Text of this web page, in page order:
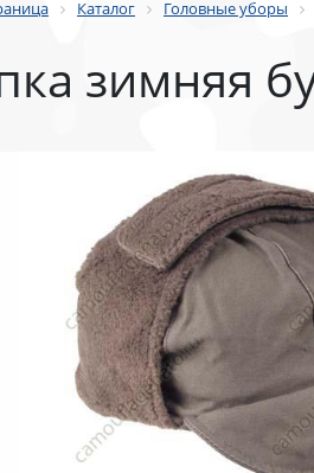
Каталог Головные уборы
зимняя